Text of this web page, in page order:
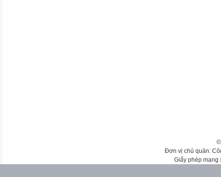
Đơn vị chủ quản:
Giấy phép mạng